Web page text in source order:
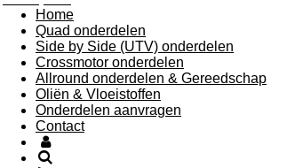
Home
Quad onderdelen
Side by Side (UTV) onderdelen
Crossmotor onderdelen
Allround onderdelen & Gereedschap
Oliën & Vloeistoffen
Onderdelen aanvragen
Contact